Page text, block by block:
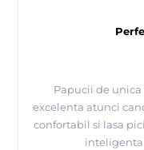
Papucii de
excelenta atunci
confortabil si lasa
inteligenta